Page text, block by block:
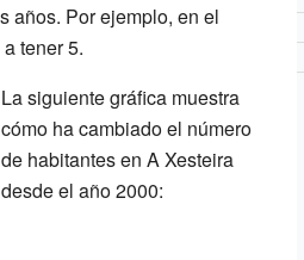
años. Por ejemplo, en el
tener 5.
La siguiente gráfica muestra
cómo ha cambiado el número
de habitantes en A Xesteira
desde el año 2000: